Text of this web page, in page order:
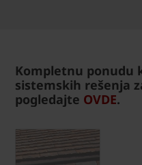
Kompletnu ponudu
sistemskih rešenja
pogledajte OVDE.